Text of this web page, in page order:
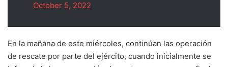
October 5, 2022
En la mañana de este miércoles, continúan las operación
de rescate por parte del ejército, cuando inicialmente se